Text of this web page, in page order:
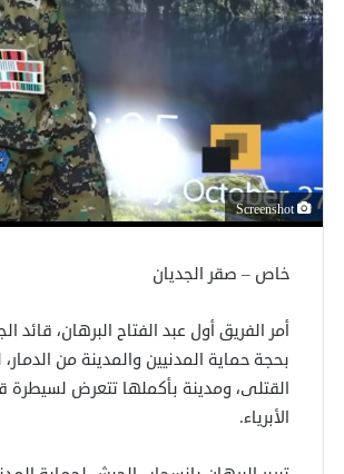
Screenshot
خاص – صقر الجديان
أمر الفريق أول عبد الفتاح البرهان،
بحجة حماية المدنيين والمدينة من
القتلى، ومدينة بأكملها تتعرض لسيطرة
الأبرياء.